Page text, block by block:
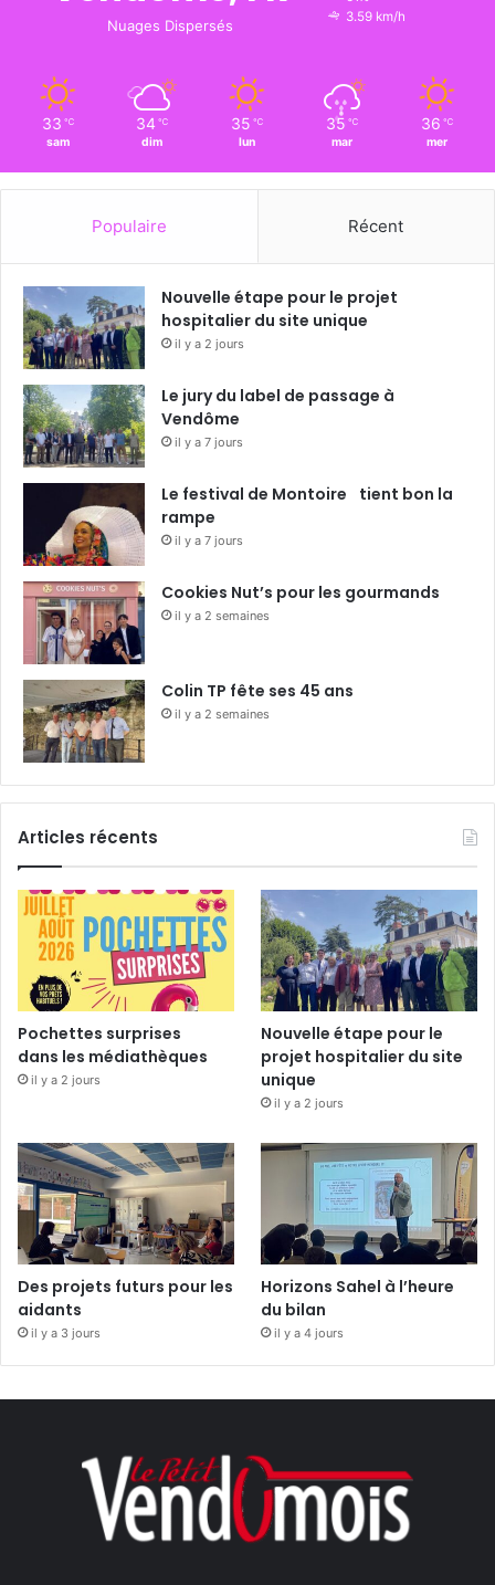
Nuages Dispersés
3.59 km/h
33 ℃
sam
34 ℃
dim
35 ℃
lun
35 ℃
mar
36 ℃
mer
Populaire Récent
Nouvelle étape pour le projet
hospitalier du site unique
il y a 2 jours
Le jury du label de passage à
Vendôme
il y a 7 jours
Le festival de Montoire tient bon la
rampe
il y a 7 jours
Cookies Nut’s pour les gourmands
il y a 2 semaines
Colin TP fête ses 45 ans
il y a 2 semaines
Articles récents
Pochettes surprises
dans les médiathèques
il y a 2 jours
Nouvelle étape pour le
projet hospitalier du site
unique
il y a 2 jours
Des projets futurs pour les
aidants
il y a 3 jours
Horizons Sahel à l’heure
du bilan
il y a 4 jours